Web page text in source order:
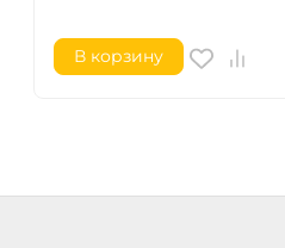
В корзину